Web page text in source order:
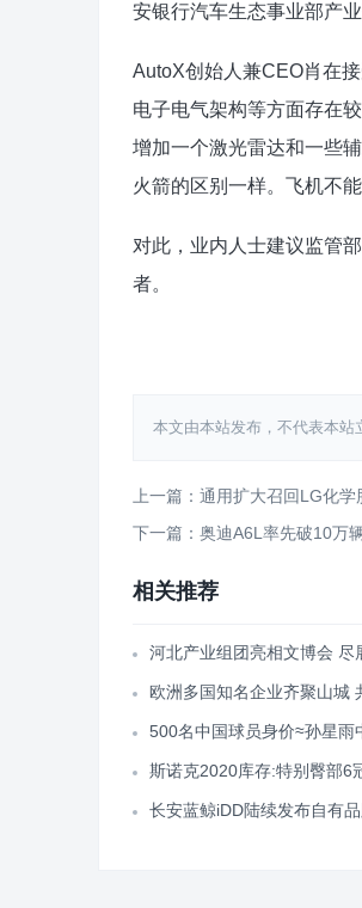
安银行汽车生态事业部产
AutoX创始人兼CEO肖在
电子电气架构等方面存在
增加一个激光雷达和一些
火箭的区别一样。飞机不
对此，业内人士建议监管
者。
本文由本站发布，不代表本
上一篇：通用扩大召回LG化
下一篇：奥迪A6L率先破10万
相关推荐
河北产业组团亮相文博会 尽
欧洲多国知名企业齐聚山城
500名中国球员身价≈孙星雨
斯诺克2020库存:特别臀部6
长安蓝鲸iDD陆续发布自有品